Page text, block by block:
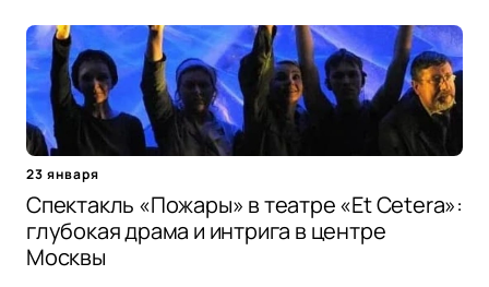
23 января
Спектакль «Пожары» в театре «Et Cetera»:
глубокая драма и интрига в центре
Москвы